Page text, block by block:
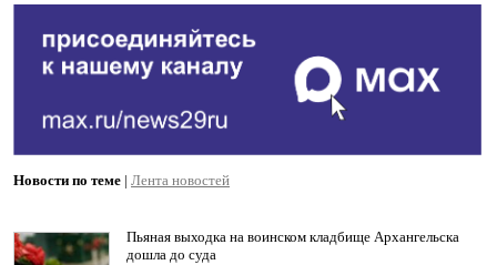
Новости по теме | Лента новостей
Пьяная выходка на воинском кладбище Архангельска
дошла до суда